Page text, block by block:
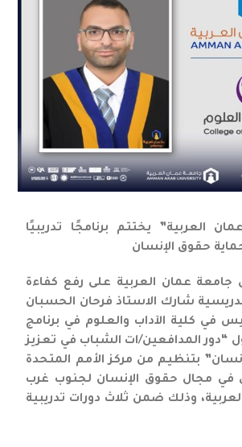
العربية” يختتم برنامجًا تدريبيًا
حقوق الإنسان
جامعة عمان العربية على رفع كفاءة
شارك الاستاذ فرحان الحسبان
في كلية الآداب والعلوم في برنامج
“دور المدافعين/ات الشباب في تعزيز
بتنظيم من مركز الأمم المتحدة
في مجال حقوق الإنسان لجنوب غرب
وذلك ضمن ثلاث دورات تدريبية